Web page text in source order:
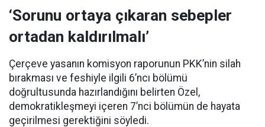
‘Sorunu ortaya çıkaran sebepler
ortadan kaldırılmalı’
Çerçeve yasanın komisyon raporunun PKK’nin silah
bırakması ve feshiyle ilgili 6’ncı bölümü
doğrultusunda hazırlandığını belirten Özel,
demokratikleşmeyi içeren 7’nci bölümün de hayata
geçirilmesi gerektiğini söyledi.